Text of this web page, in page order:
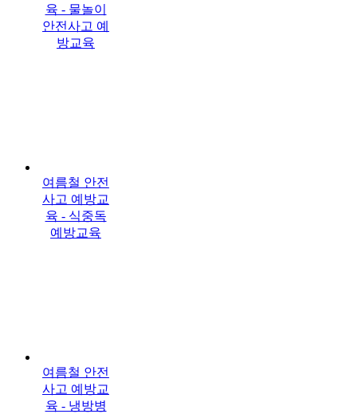
육 - 물놀이
안전사고 예
방교육
여름철 안전
사고 예방교
육 - 식중독
예방교육
여름철 안전
사고 예방교
육 - 냉방병